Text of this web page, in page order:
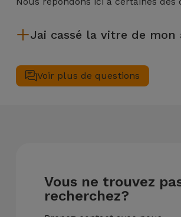
Kids
Voir
tout
Jai cassé la vitre de mon
Voir plus de questions
Vous ne trouvez
recherchez?